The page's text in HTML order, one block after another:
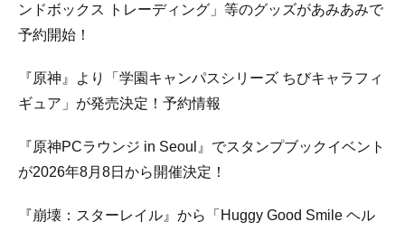
ンドボックス トレーディング」等のグッズがあみあみで
予約開始！
『原神』より「学園キャンパスシリーズ ちびキャラフィ
ギュア」が発売決定！予約情報
『原神PCラウンジ in Seoul』でスタンプブックイベント
が2026年8月8日から開催決定！
『崩壊：スターレイル』から「Huggy Good Smile ヘル